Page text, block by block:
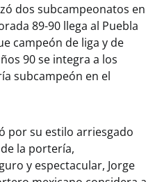
dos subcampeonatos en
89-90 llega al Puebla
campeón de liga y de
90 se integra a los
subcampeón en el
por su estilo arriesgado
la portería,
y espectacular, Jorge